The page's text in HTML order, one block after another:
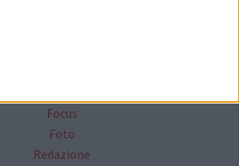
Focus
Foto
Redazione